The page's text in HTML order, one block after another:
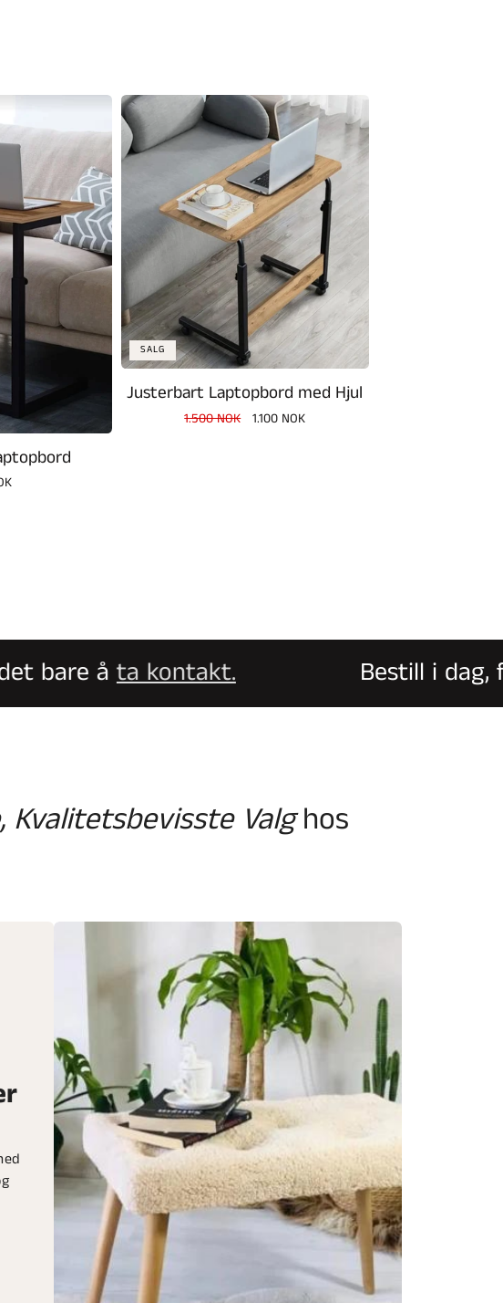
SALG
Justerbart Laptopbord med Hjul
Vanlig
1.500 NOK Salgspris
1.100 NOK
åta kontakt. Bestill i dag,
Kvalitetsbevisste Valghos